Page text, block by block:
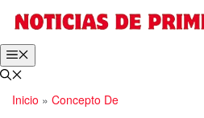
contenido
Inicio » Concepto De